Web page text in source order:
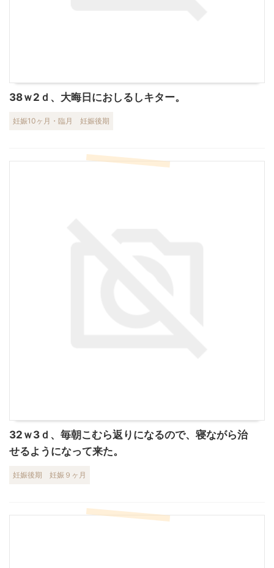
38ｗ2ｄ、大晦日におしるしキター。
妊娠10ヶ月・臨月 妊娠後期
32ｗ3ｄ、毎朝こむら返りになるので、寝ながら治
せるようになって来た。
妊娠後期 妊娠９ヶ月